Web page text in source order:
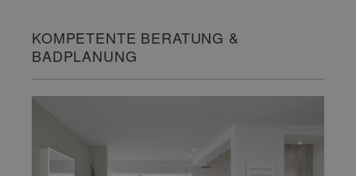
KOMPETENTE BERATUNG &
BADPLANUNG